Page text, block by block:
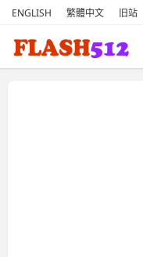
ENGLISH 繁體中文 旧站